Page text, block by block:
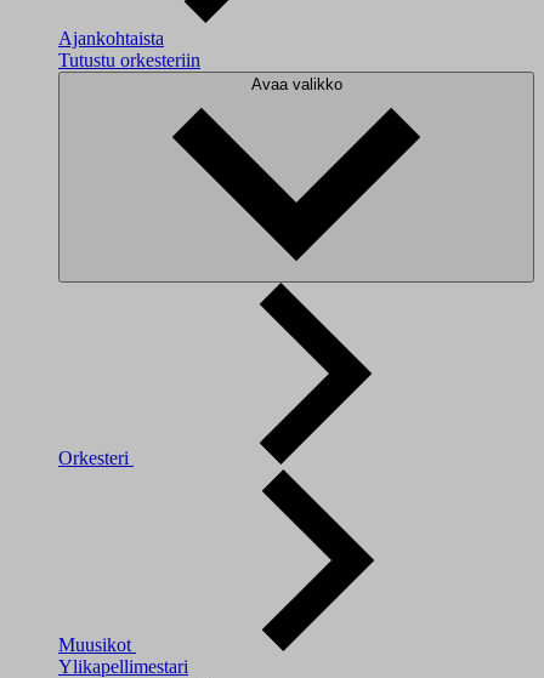
Ajankohtaista
Tutustu orkesteriin
Avaa valikko
Orkesteri
Muusikot
Ylikapellimestari